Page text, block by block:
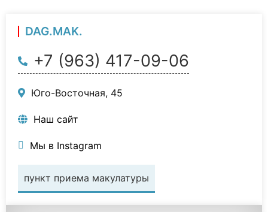
DAG.MAK.
+7 (963) 417-09-06
Юго-Восточная, 45
Наш сайт
Мы в Instagram
пункт приема макулатуры